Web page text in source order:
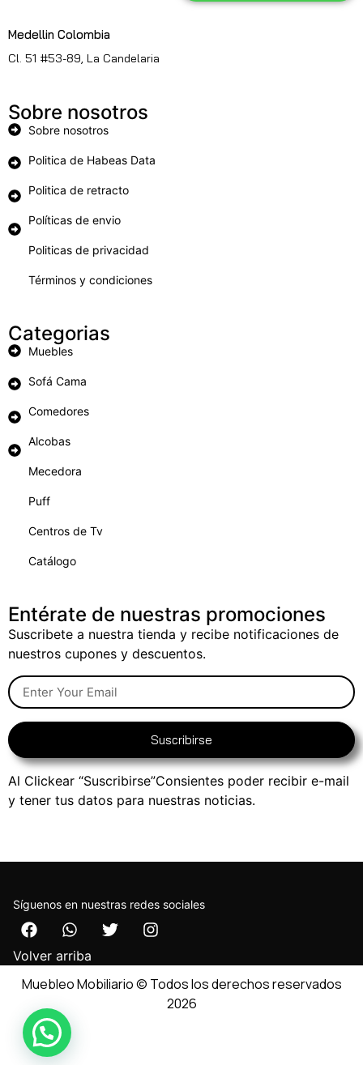
Medellin Colombia
Cl. 51 #53-89, La Candelaria
Sobre nosotros
Sobre nosotros
Politica de Habeas Data
Politica de retracto
Políticas de envio
Politicas de privacidad
Términos y condiciones
Categorias
Muebles
Sofá Cama
Comedores
Alcobas
Mecedora
Puff
Centros de Tv
Catálogo
Entérate de nuestras promociones
Suscribete a nuestra tienda y recibe notificaciones de
nuestros cupones y descuentos.
Suscribirse
Al Clickear “Suscribirse”Consientes poder recibir e-mail
y tener tus datos para nuestras noticias.
Síguenos en nuestras redes sociales
Volver arriba
Muebleo Mobiliario © Todos los derechos reservados
2026